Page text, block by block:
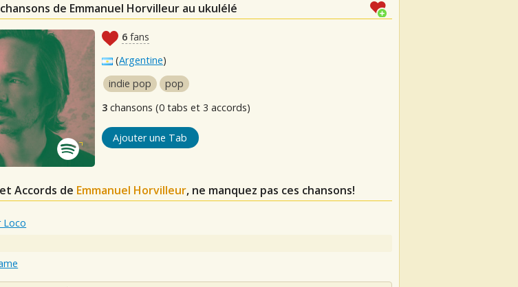
de Emmanuel Horvilleur au ukulélé
6 fans
(Argentine)
indie pop
pop
3 chansons (0 tabs et 3 accords)
Ajouter une Tab
Accords de Emmanuel Horvilleur, ne manquez pas ces chansons!
Loco